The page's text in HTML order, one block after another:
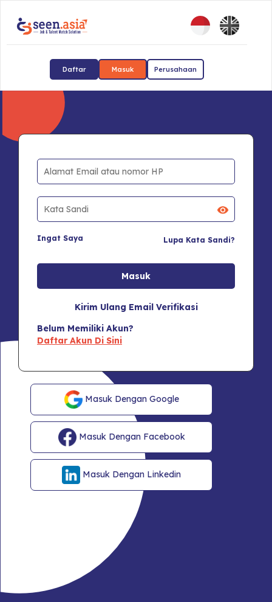
Daftar Masuk Perusahaan
Ingat Saya Lupa Kata Sandi?
Kirim Ulang Email Verifikasi
Belum Memiliki Akun?
Daftar Akun Di Sini
Masuk Dengan Google
Masuk Dengan Facebook
Masuk Dengan Linkedin